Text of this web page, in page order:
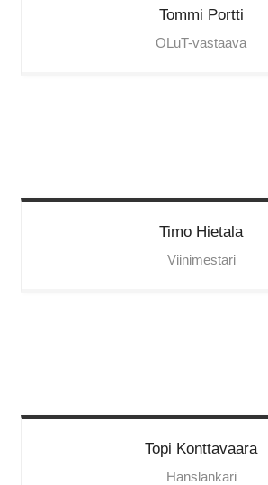
Tommi Portti
OLuT-vastaava
Timo Hietala
Viinimestari
Topi Konttavaara
Hanslankari